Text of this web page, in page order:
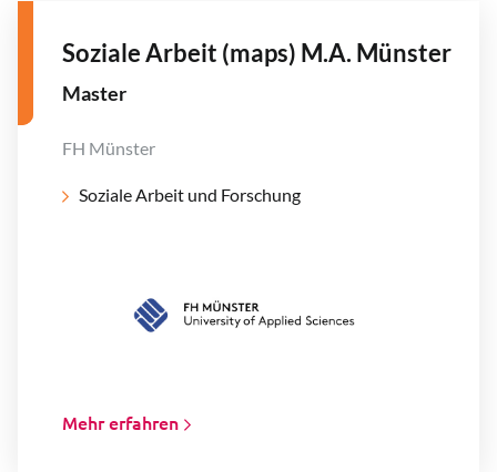
Soziale Arbeit (maps) M.A. Münster
Master
FH Münster
Soziale Arbeit und Forschung
Mehr erfahren